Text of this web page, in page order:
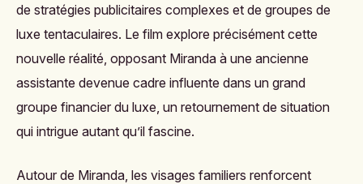
de stratégies publicitaires complexes et de groupes de
luxe tentaculaires. Le film explore précisément cette
nouvelle réalité, opposant Miranda à une ancienne
assistante devenue cadre influente dans un grand
groupe financier du luxe, un retournement de situation
qui intrigue autant qu’il fascine.
Autour de Miranda, les visages familiers renforcent